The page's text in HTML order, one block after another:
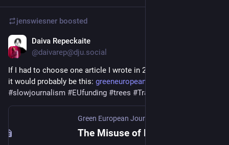
jenswiesner boosted
Daiva Repeckaite
@daivarep@dju.social
If I had to choose one article I wrote in 2022 that I’m proud of,
it would probably be this: greeneuropeanjournal.eu/more-h
#slowjournalism #EUfunding #trees #Trakai
Green European Journal